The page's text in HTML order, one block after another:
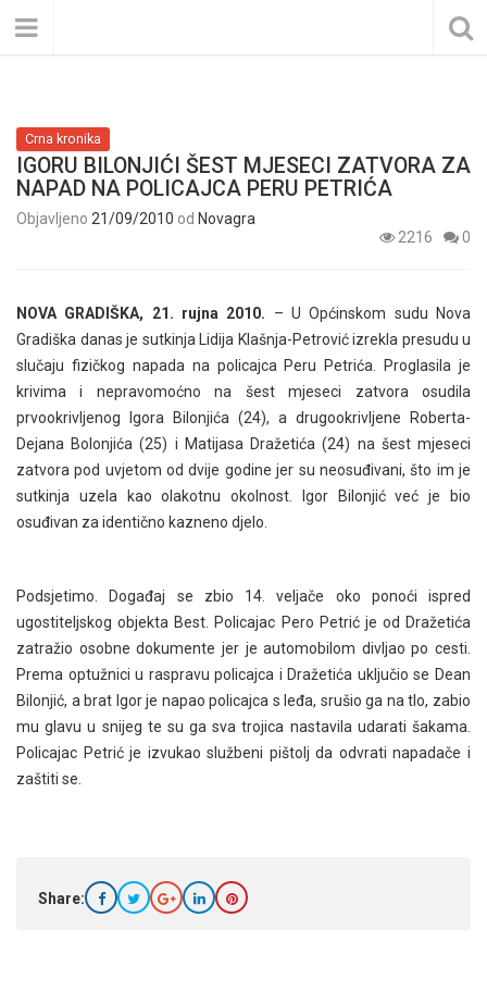
Crna kronika
IGORU BILONJIĆI ŠEST MJESECI ZATVORA ZA
NAPAD NA POLICAJCA PERU PETRIĆA
Objavljeno 21/09/2010 od Novagra
2216
0
NOVA GRADIŠKA, 21. rujna 2010. – U Općinskom sudu Nova
Gradiška danas je sutkinja Lidija Klašnja-Petrović izrekla presudu u
slučaju fizičkog napada na policajca Peru Petrića. Proglasila je
krivima i nepravomoćno na šest mjeseci zatvora osudila
prvookrivljenog Igora Bilonjića (24), a drugookrivljene Roberta-
Dejana Bolonjića (25) i Matijasa Dražetića (24) na šest mjeseci
zatvora pod uvjetom od dvije godine jer su neosuđivani, što im je
sutkinja uzela kao olakotnu okolnost. Igor Bilonjić već je bio
osuđivan za identično kazneno djelo.
Podsjetimo. Događaj se zbio 14. veljače oko ponoći ispred
ugostiteljskog objekta Best. Policajac Pero Petrić je od Dražetića
zatražio osobne dokumente jer je automobilom divljao po cesti.
Prema optužnici u raspravu policajca i Dražetića uključio se Dean
Bilonjić, a brat Igor je napao policajca s leđa, srušio ga na tlo, zabio
mu glavu u snijeg te su ga sva trojica nastavila udarati šakama.
Policajac Petrić je izvukao službeni pištolj da odvrati napadače i
zaštiti se.
Share: